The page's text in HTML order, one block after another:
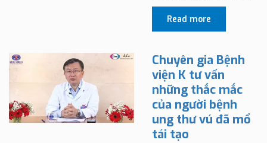
Read more
Chuyên gia Bệnh
viện K tư vấn
những thắc mắc
của người bệnh
ung thư vú đã mổ
tái tạo